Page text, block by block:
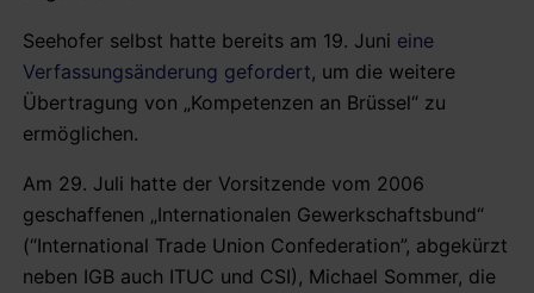
Seehofer selbst hatte bereits am 19. Juni eine
Verfassungsänderung gefordert, um die weitere
Übertragung von „Kompetenzen an Brüssel“ zu
ermöglichen.
Am 29. Juli hatte der Vorsitzende vom 2006
geschaffenen „Internationalen Gewerkschaftsbund“
(“International Trade Union Confederation”, abgekürzt
neben IGB auch ITUC und CSI), Michael Sommer, die